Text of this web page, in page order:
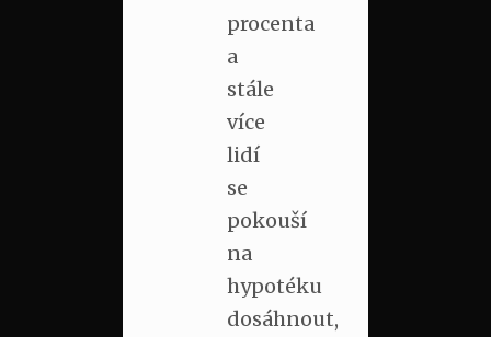
procenta
a
stále
více
lidí
se
pokouší
na
hypotéku
dosáhnout,